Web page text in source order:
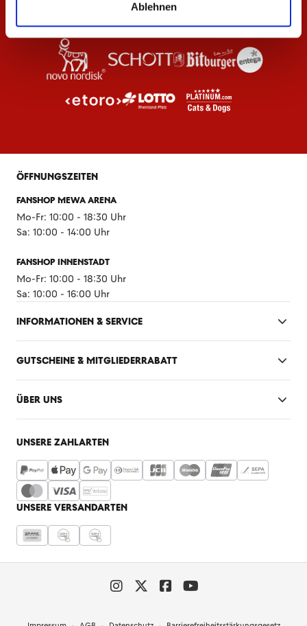
Ablehnen
ÖFFNUNGSZEITEN
FANSHOP MEWA ARENA
Mo-Fr: 10:00 - 18:30 Uhr
Sa: 10:00 - 14:00 Uhr
FANSHOP INNENSTADT
Mo-Fr: 10:00 - 18:30 Uhr
Sa: 10:00 - 16:00 Uhr
INFORMATIONEN & SERVICE
GUTSCHEINE & MITGLIEDERRABATT
ÜBER UNS
UNSERE ZAHLARTEN
UNSERE VERSANDARTEN